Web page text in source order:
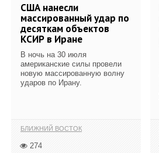
США нанесли
массированный удар по
десяткам объектов
КСИР в Иране
В ночь на 30 июля
американские силы провели
новую массированную волну
ударов по Ирану.
БЛИЖНИЙ ВОСТОК
274